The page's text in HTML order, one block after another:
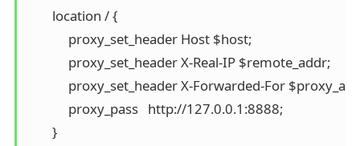
        location / {
             proxy_set_header Host $host;
             proxy_set_header X-Real-IP $remote_addr;
proxy_set_header X-Forwarded-For
             proxy_pass   http://127.0.0.1:8888;
        }